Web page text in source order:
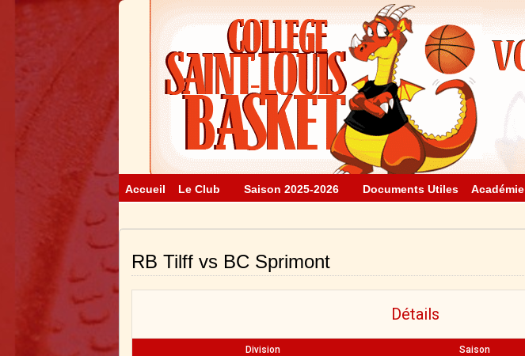
Accueil Le Club Saison 2025-2026 Documents Utiles Académie
RB Tilff vs BC Sprimont
Détails
Division Saison